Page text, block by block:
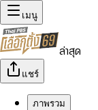
เมนู
ล่าสุด
แชร์
ภาพรวม